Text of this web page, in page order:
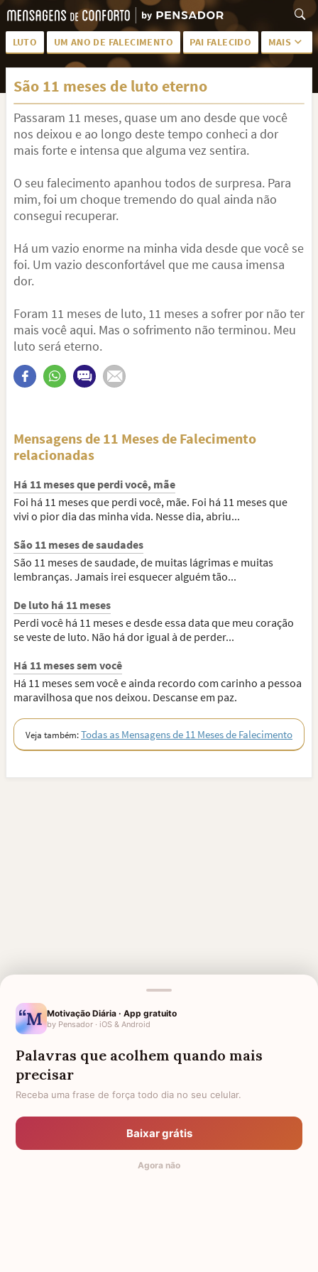
LUTO UM ANO DE FALECIMENTO PAI FALECIDO MAIS
LUTO PARA AMIGA PALAVRAS
PÊSAMES PARA AMIGA DESCANSE EM PAZ
MEUS SENTIMENTOS PÊSAMES PARA AMIGO
TODAS AS CATEGORIAS
São 11 meses de luto eterno
Passaram 11 meses, quase um ano desde que você
nos deixou e ao longo deste tempo conheci a dor
mais forte e intensa que alguma vez sentira.
O seu falecimento apanhou todos de surpresa. Para
mim, foi um choque tremendo do qual ainda não
consegui recuperar.
Há um vazio enorme na minha vida desde que você se
foi. Um vazio desconfortável que me causa imensa
dor.
Foram 11 meses de luto, 11 meses a sofrer por não ter
mais você aqui. Mas o sofrimento não terminou. Meu
luto será eterno.
Mensagens de 11 Meses de Falecimento
relacionadas
Há 11 meses que perdi você, mãe
Foi há 11 meses que perdi você, mãe. Foi há 11 meses que
vivi o pior dia das minha vida. Nesse dia, abriu...
São 11 meses de saudades
São 11 meses de saudade, de muitas lágrimas e muitas
lembranças. Jamais irei esquecer alguém tão...
De luto há 11 meses
Perdi você há 11 meses e desde essa data que meu coração
se veste de luto. Não há dor igual à de perder...
Há 11 meses sem você
Há 11 meses sem você e ainda recordo com carinho a pessoa
maravilhosa que nos deixou. Descanse em paz.
Veja também:Todas as Mensagens de 11 Meses de Falecimento
MENSAGENS RELACIONADAS
LUTO ETERNO FRASES DE LUTO ETERNO
3 MESES DE FALECIMENTO
5 MESES DE FALECIMENTO 7 MESES DE FALECIMENTO
Motivação Diária · App gratuito
by Pensador · iOS & Android
Palavras que acolhem quando mais
precisar
Receba uma frase de força todo dia no seu celular.
Baixar grátis
Agora não